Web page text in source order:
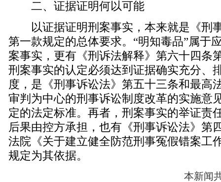
二、证据证明何以可能
以证据证明刑案事实，本来就是《刑
第一款规定的总体要求。“明知毒品”属于
案事实，更有《刑诉法解释》第六十四条
刑案事实的认定必须达到证据确实充分、
度，是《刑事诉讼法》第五十三条和最高
审判为中心的刑事诉讼制度改革的实施意
定的法定标准。再者，刑案事实的举证责
后果由控方承担，也有《刑事诉讼法》第
法院《关于建立健全防范刑事冤假错案工
规定为其依据。
本新闻